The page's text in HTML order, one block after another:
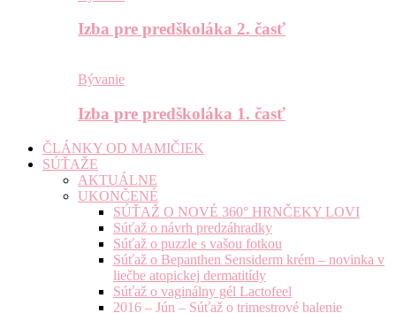
Izba pre predškoláka 2. časť
Bývanie
Izba pre predškoláka 1. časť
ČLÁNKY OD MAMIČIEK
SÚŤAŽE
AKTUÁLNE
UKONČENÉ
SÚŤAŽ O NOVÉ 360° HRNČEKY LOVI
Súťaž o návrh predzáhradky
Súťaž o puzzle s vašou fotkou
Súťaž o Bepanthen Sensiderm krém – novinka v
liečbe atopickej dermatitídy
Súťaž o vaginálny gél Lactofeel
2016 – Jún – Súťaž o trimestrové balenie